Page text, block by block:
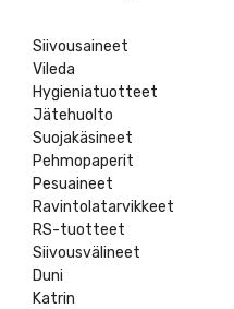
Siivousaineet
Vileda
Hygieniatuotteet
Jätehuolto
Suojakäsineet
Pehmopaperit
Pesuaineet
Ravintolatarvikkeet
RS-tuotteet
Siivousvälineet
Duni
Katrin